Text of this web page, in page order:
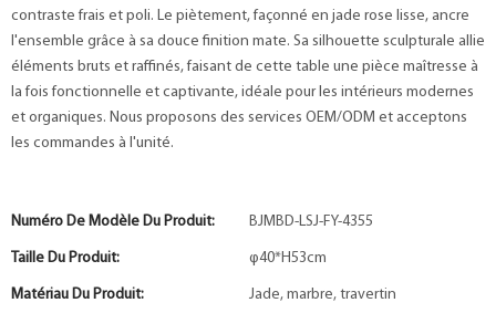
contraste frais et poli. Le piètement, façonné en jade rose lisse, ancre
l'ensemble grâce à sa douce finition mate. Sa silhouette sculpturale allie
éléments bruts et raffinés, faisant de cette table une pièce maîtresse à
la fois fonctionnelle et captivante, idéale pour les intérieurs modernes
et organiques. Nous proposons des services OEM/ODM et acceptons
les commandes à l'unité.
Numéro De Modèle Du Produit: BJMBD-LSJ-FY-4355
Taille Du Produit: φ40*H53cm
Matériau Du Produit: Jade, marbre, travertin